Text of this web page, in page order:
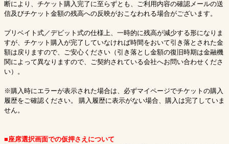
断により、チケット購入完了に至らずとも、ご利用内容の確認メールの送
信及びチケット金額の残高への反映がおこなわれる場合がございます。
プリベイト式／デビット式の仕様上、一時的に残高が減少する形になりま
すが、チケット購入が完了していなければ時間をおいて引き落とされた金
額は戻りますので、ご安心ください（引き落とし金額の復旧時期は金融機
関によって異なりますので、ご契約されている会社へお問い合わせくださ
い）。
※購入時にエラーが表示された場合は、必ずマイページでチケットの購入
履歴をご確認ください。 購入履歴に表示がない場合、購入は完了していま
せん。
■座席選択画面での仮押さえについて